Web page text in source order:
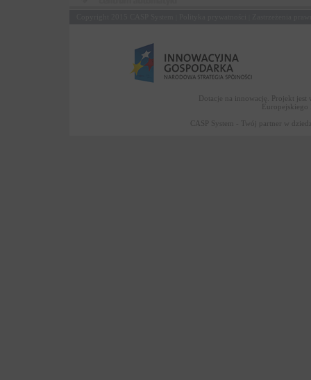
Dotacje na innowację. Projekt
CASP System - Twój partner w